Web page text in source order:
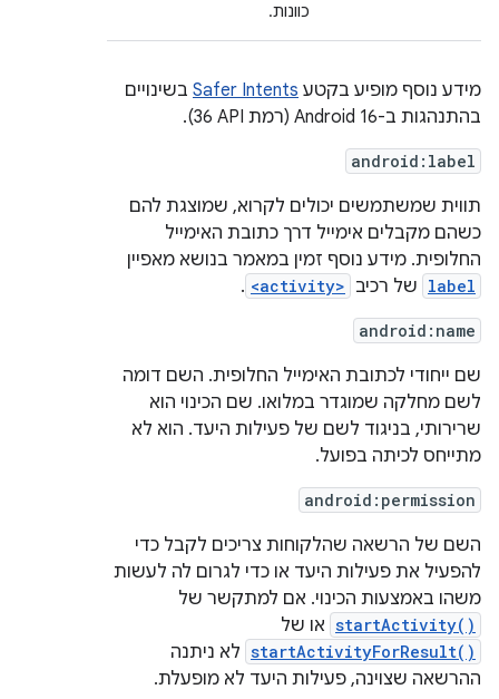
כוונות.
מידע נוסף מופיע בקטע Safer Intents בשינויים
בהתנהגות ב-Android 16 (רמת API‏ 36).
android:label
תווית שמשתמשים יכולים לקרוא, שמוצגת להם
כשהם מקבלים אימייל דרך כתובת האימייל
החלופית. מידע נוסף זמין במאמר בנושא מאפיין
label של רכיב <activity>
.
android:name
שם ייחודי לכתובת האימייל החלופית. השם דומה
לשם מחלקה שמוגדר במלואו. שם הכינוי הוא
שרירותי, בניגוד לשם של פעילות היעד. הוא לא
מתייחס לכיתה בפועל.
android:permission
השם של הרשאה שהלקוחות צריכים לקבל כדי
להפעיל את פעילות היעד או כדי לגרום לה לעשות
משהו באמצעות הכינוי. אם למתקשר של
startActivity() או של
startActivityForResult() לא ניתנה
ההרשאה שצוינה, פעילות היעד לא מופעלת.